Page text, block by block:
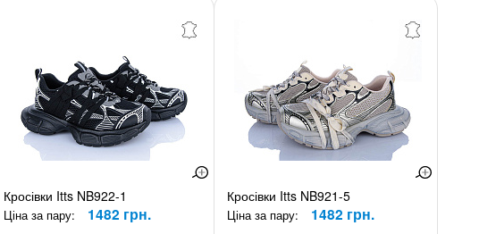
Кросівки Itts NB922-1
Ціна за пару: 1482 грн.
Кросівки Itts NB921-5
Ціна за пару: 1482 грн.